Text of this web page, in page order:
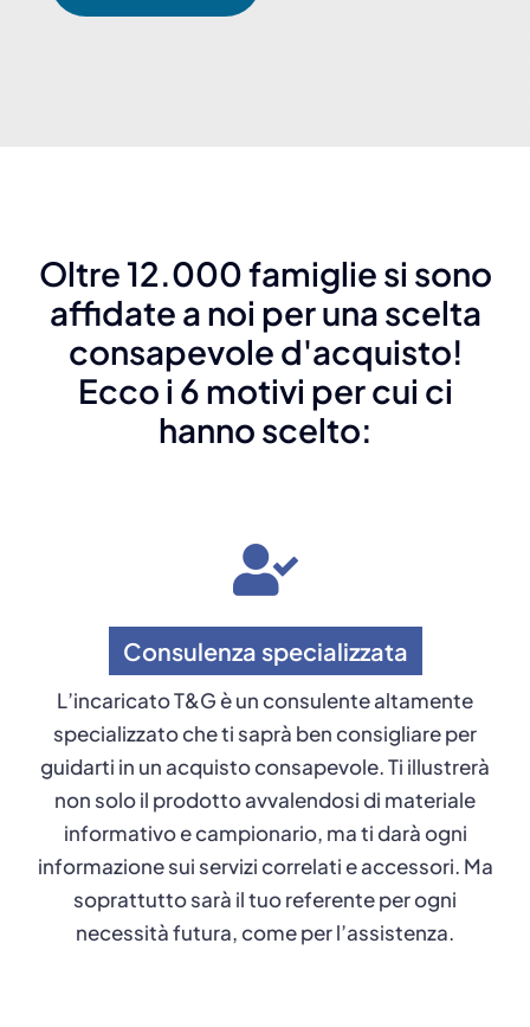
Oltre 12.000 famiglie si sono
affidate a noi per una scelta
consapevole d'acquisto!
Ecco i 6 motivi per cui ci
hanno scelto:
Consulenza specializzata
L’incaricato T&G è un consulente altamente
specializzato che ti saprà ben consigliare per
guidarti in un acquisto consapevole. Ti illustrerà
non solo il prodotto avvalendosi di materiale
informativo e campionario, ma ti darà ogni
informazione sui servizi correlati e accessori. Ma
soprattutto sarà il tuo referente per ogni
necessità futura, come per l’assistenza.